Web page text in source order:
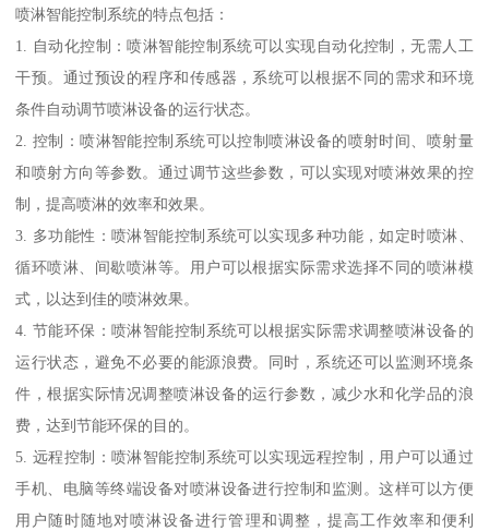
喷淋智能控制系统的特点包括：
1. 自动化控制：喷淋智能控制系统可以实现自动化控制，无需人工
干预。通过预设的程序和传感器，系统可以根据不同的需求和环境
条件自动调节喷淋设备的运行状态。
2. 控制：喷淋智能控制系统可以控制喷淋设备的喷射时间、喷射量
和喷射方向等参数。通过调节这些参数，可以实现对喷淋效果的控
制，提高喷淋的效率和效果。
3. 多功能性：喷淋智能控制系统可以实现多种功能，如定时喷淋、
循环喷淋、间歇喷淋等。用户可以根据实际需求选择不同的喷淋模
式，以达到佳的喷淋效果。
4. 节能环保：喷淋智能控制系统可以根据实际需求调整喷淋设备的
运行状态，避免不必要的能源浪费。同时，系统还可以监测环境条
件，根据实际情况调整喷淋设备的运行参数，减少水和化学品的浪
费，达到节能环保的目的。
5. 远程控制：喷淋智能控制系统可以实现远程控制，用户可以通过
手机、电脑等终端设备对喷淋设备进行控制和监测。这样可以方便
用户随时随地对喷淋设备进行管理和调整，提高工作效率和便利